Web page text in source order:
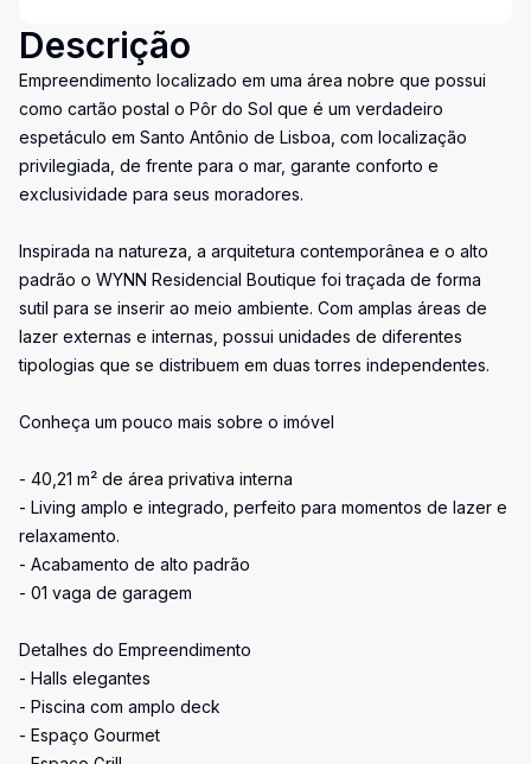
Descrição
Empreendimento localizado em uma área nobre que possui
como cartão postal o Pôr do Sol que é um verdadeiro
espetáculo em Santo Antônio de Lisboa, com localização
privilegiada, de frente para o mar, garante conforto e
exclusividade para seus moradores.
Inspirada na natureza, a arquitetura contemporânea e o alto
padrão o WYNN Residencial Boutique foi traçada de forma
sutil para se inserir ao meio ambiente. Com amplas áreas de
lazer externas e internas, possui unidades de diferentes
tipologias que se distribuem em duas torres independentes.
Conheça um pouco mais sobre o imóvel
- 40,21 m² de área privativa interna
- Living amplo e integrado, perfeito para momentos de lazer e
relaxamento.
- Acabamento de alto padrão
- 01 vaga de garagem
Detalhes do Empreendimento
- Halls elegantes
- Piscina com amplo deck
- Espaço Gourmet